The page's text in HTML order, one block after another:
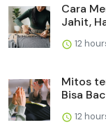
Cara
Jahit,
12
Mitos
Bisa
12